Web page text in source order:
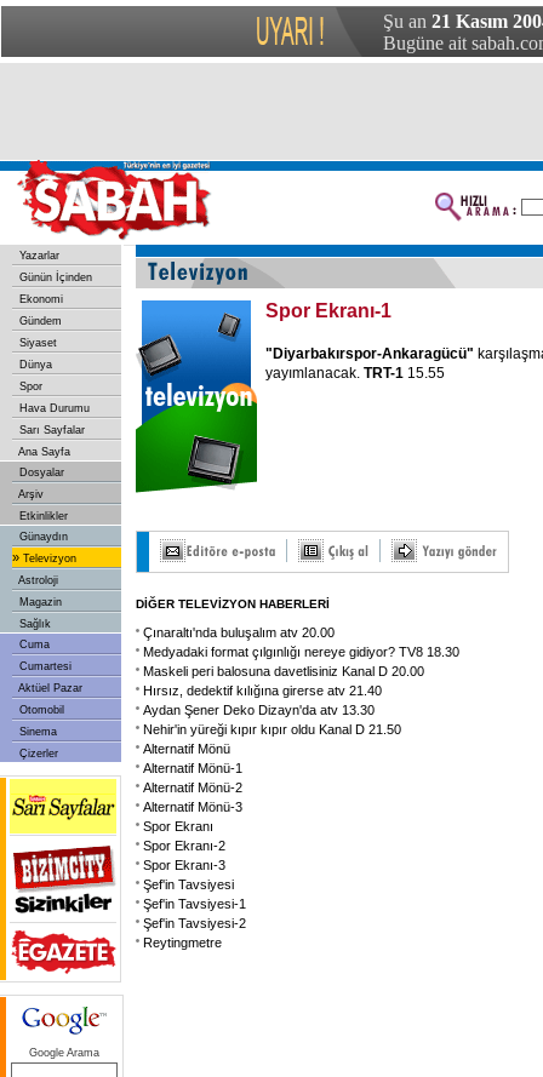
Şu an 21 Kasım
Bugüne ait
Yazarlar
Günün İçinden
Ekonomi
Gündem
Siyaset
Dünya
Spor
Hava Durumu
Sarı Sayfalar
Ana Sayfa
Dosyalar
Arşiv
Etkinlikler
Günaydın
» Televizyon
Astroloji
Magazin
Sağlık
Cuma
Cumartesi
Aktüel Pazar
Otomobil
Sinema
Çizerler
Google Arama
Spor Ekranı-1
"Diyarbakırspor-Ankaragücü"
yayımlanacak. TRT-1 15.55
DİĞER TELEVİZYON HABERLERİ
Çınaraltı'nda buluşalım atv 20.00
Medyadaki format çılgınlığı nereye gidiyor? TV8 18.30
Maskeli peri balosuna davetlisiniz Kanal D 20.00
Hırsız, dedektif kılığına girerse atv 21.40
Aydan Şener Deko Dizayn'da atv 13.30
Nehir'in yüreği kıpır kıpır oldu Kanal D 21.50
Alternatif Mönü
Alternatif Mönü-1
Alternatif Mönü-2
Alternatif Mönü-3
Spor Ekranı
Spor Ekranı-2
Spor Ekranı-3
Şef'in Tavsiyesi
Şef'in Tavsiyesi-1
Şef'in Tavsiyesi-2
Reytingmetre